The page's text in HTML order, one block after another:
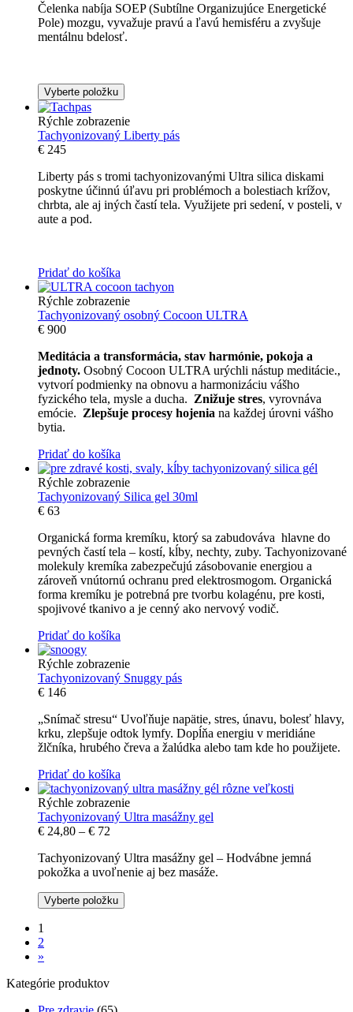
Čelenka nabíja SOEP (Subtílne Organizujúce Energetické
Pole) mozgu, vyvažuje pravú a ľavú hemisféru a zvyšuje
mentálnu bdelosť.
Vyberte položku
Rýchle zobrazenie
Tachyonizovaný Liberty pás
€ 245
Liberty pás s tromi tachyonizovanými Ultra silica diskami
poskytne účinnú úľavu pri problémoch a bolestiach krížov,
chrbta, ale aj iných častí tela. Využijete pri sedení, v posteli, v
aute a pod.
Pridať do košíka
Rýchle zobrazenie
Tachyonizovaný osobný Cocoon ULTRA
€ 900
Meditácia a transformácia, stav harmónie, pokoja a
jednoty. Osobný Cocoon ULTRA urýchli nástup meditácie.,
vytvorí podmienky na obnovu a harmonizáciu vášho
fyzického tela, mysle a ducha. Znižuje stres, vyrovnáva
emócie. Zlepšuje procesy hojenia na každej úrovni vášho
bytia.
Pridať do košíka
Rýchle zobrazenie
Tachyonizovaný Silica gel 30ml
€ 63
Organická forma kremíku, ktorý sa zabudováva hlavne do
pevných častí tela – kostí, kĺby, nechty, zuby. Tachyonizované
molekuly kremíka zabezpečujú zásobovanie energiou a
zároveň vnútornú ochranu pred elektrosmogom. Organická
forma kremíku je potrebná pre tvorbu kolagénu, pre kosti,
spojivové tkanivo a je cenný ako nervový vodič.
Pridať do košíka
Rýchle zobrazenie
Tachyonizovaný Snuggy pás
€ 146
„Snímač stresu“ Uvoľňuje napätie, stres, únavu, bolesť hlavy,
krku, zlepšuje odtok lymfy. Dopĺňa energiu v meridiáne
žlčníka, hrubého čreva a žalúdka alebo tam kde ho použijete.
Pridať do košíka
Rýchle zobrazenie
Tachyonizovaný Ultra masážny gel
€ 24,80 – € 72
Tachyonizovaný Ultra masážny gel – Hodvábne jemná
pokožka a uvoľnenie aj bez masáže.
Vyberte položku
1
2
»
Kategórie produktov